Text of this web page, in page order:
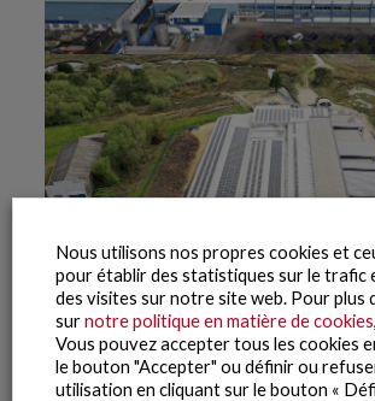
Nous utilisons nos propres cookies et
pour établir des statistiques sur le trafic
des visites sur notre site web. Pour plus
surnotre politique en matière de cookies
Vous pouvez accepter tous les cookies
le bouton "Accepter" ou définir ou
utilisation en cliquant sur le bouton «